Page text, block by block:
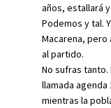
años, estallará
Podemos y tal.
Macarena, pero
al partido.
No sufras
llamada agenda
mientras la